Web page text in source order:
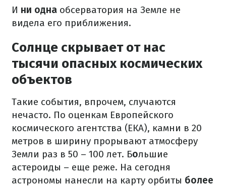
И ни одна обсерватория на Земле не
видела его приближения.
Солнце скрывает от нас
тысячи опасных космических
объектов
Такие события, впрочем, случаются
нечасто. По оценкам Европейского
космического агентства (ЕКА), камни в 20
метров в ширину прорывают атмосферу
Земли раз в 50 – 100 лет. Большие
астероиды – еще реже. На сегодня
астрономы нанесли на карту орбиты более